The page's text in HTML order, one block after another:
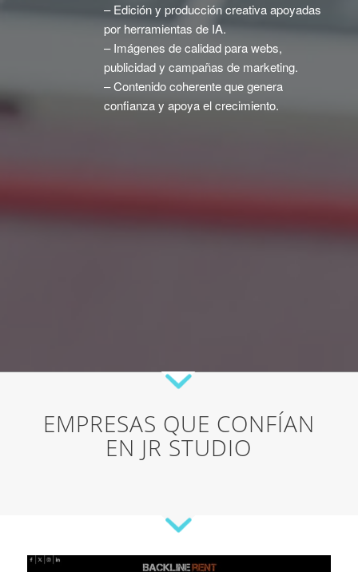
– Edición y producción creativa apoyadas
por herramientas de IA.
– Imágenes de calidad para webs,
publicidad y campañas de marketing.
– Contenido coherente que genera
confianza y apoya el crecimiento.
EMPRESAS QUE CONFÍAN
EN JR STUDIO